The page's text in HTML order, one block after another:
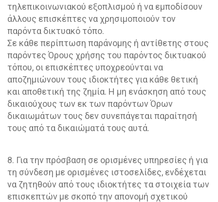
τηλεπικοινωνιακού εξοπλισμού ή να εμποδίσουν
άλλους επισκέπτες να χρησιμοποιούν τον
παρόντα δικτυακό τόπο.
Σε κάθε περίπτωση παράνομης ή αντίθετης στους
παρόντες Όρους χρήσης του παρόντος δικτυακού
τόπου, οι επισκέπτες υποχρεούνται να
αποζημιώνουν τους ιδιοκτήτες για κάθε θετική
και αποθετική της ζημία. Η μη ενάσκηση από τους
δικαιούχους των εκ των παρόντων Όρων
δικαιωμάτων τους δεν συνεπάγεται παραίτησή
τους από τα δικαιώματά τους αυτά.
8. Για την πρόσβαση σε ορισμένες υπηρεσίες ή για
τη σύνδεση με ορισμένες ιστοσελίδες, ενδέχεται
να ζητηθούν από τους ιδιοκτήτες τα στοιχεία των
επισκεπτών με σκοπό την απονομή σχετικού